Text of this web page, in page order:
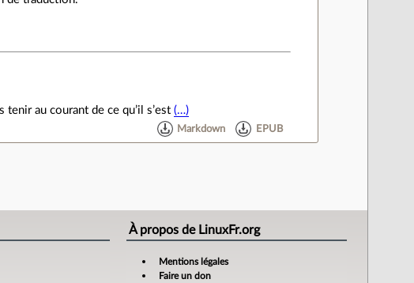
tenir au courant de ce qu’il s’est(…)
Markdown EPUB
À propos de LinuxFr.org
Mentions légales
Faire un don